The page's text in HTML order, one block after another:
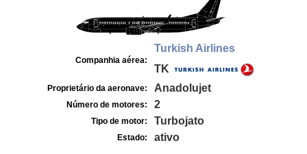
Companhia aérea:
Turkish Airlines
TK
Proprietário da aeronave: Anadolujet
Número de motores: 2
Tipo de motor: Turbojato
Estado: ativo